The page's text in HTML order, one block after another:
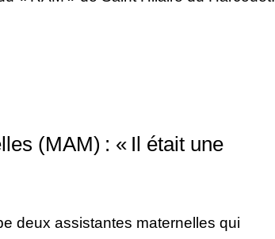
(MAM) : « Il était une
deux assistantes maternelles qui